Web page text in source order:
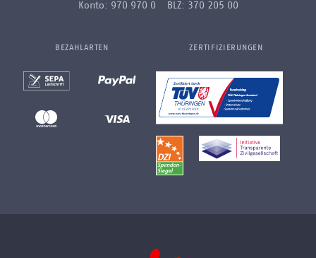
Konto: 970 970 0 BLZ: 370 205 00
BEZAHLARTEN ZERTIFIZIERUNGEN